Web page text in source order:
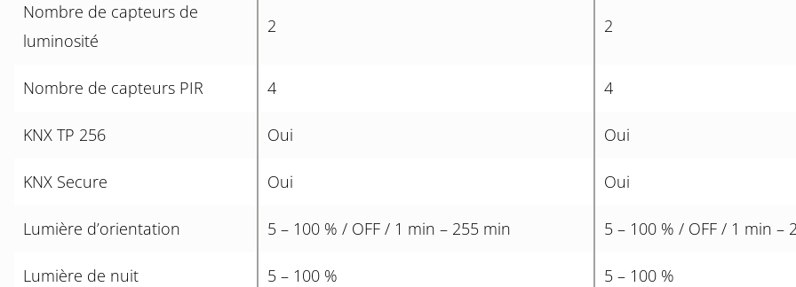
Nombre de capteurs de
luminosité
2 2
Nombre de capteurs PIR 4 4
KNX TP 256 Oui Oui
KNX Secure Oui Oui
Lumière d’orientation 5 – 100 % / OFF / 1 min – 255 min 5 – 100 % / OFF / 1 min –
Lumière de nuit 5 – 100 % 5 – 100 %